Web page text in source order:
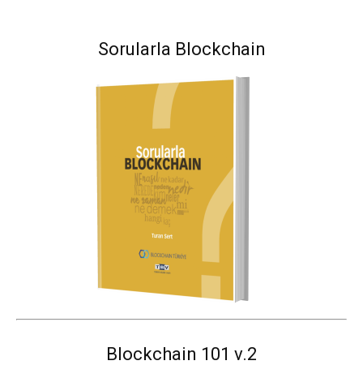
Sorularla Blockchain
Blockchain 101 v.2